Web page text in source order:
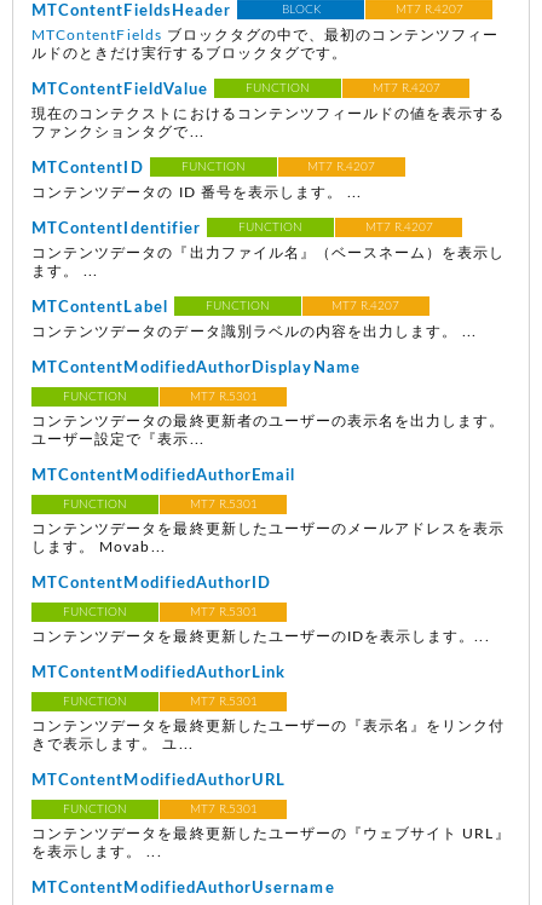
MTContentFieldsHeader BLOCK MT7 R.4207
MTContentFields ブロックタグの中で、最初のコンテンツフィー
ルドのときだけ実行するブロックタグです。
MTContentFieldValue FUNCTION MT7 R.4207
現在のコンテクストにおけるコンテンツフィールドの値を表示する
ファンクションタグで...
MTContentID FUNCTION MT7 R.4207
コンテンツデータの ID 番号を表示します。 ...
MTContentIdentifier FUNCTION MT7 R.4207
コンテンツデータの『出力ファイル名』（ベースネーム）を表示し
ます。 ...
MTContentLabel FUNCTION MT7 R.4207
コンテンツデータのデータ識別ラベルの内容を出力します。 ...
MTContentModifiedAuthorDisplayName
FUNCTION MT7 R.5301
コンテンツデータの最終更新者のユーザーの表示名を出力します。
ユーザー設定で『表示...
MTContentModifiedAuthorEmail
FUNCTION MT7 R.5301
コンテンツデータを最終更新したユーザーのメールアドレスを表示
します。 Movab...
MTContentModifiedAuthorID
FUNCTION MT7 R.5301
コンテンツデータを最終更新したユーザーのIDを表示します。...
MTContentModifiedAuthorLink
FUNCTION MT7 R.5301
コンテンツデータを最終更新したユーザーの『表示名』をリンク付
きで表示します。 ユ...
MTContentModifiedAuthorURL
FUNCTION MT7 R.5301
コンテンツデータを最終更新したユーザーの『ウェブサイト URL』
を表示します。 ...
MTContentModifiedAuthorUsername